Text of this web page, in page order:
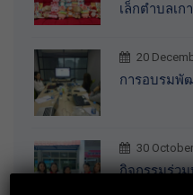
เล็กตำบลเก
20
การอบรมพั
30
กิจกรรมร่ว